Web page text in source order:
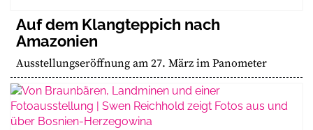
Auf dem Klangteppich nach
Amazonien
Ausstellungseröffnung am 27. März im Panometer